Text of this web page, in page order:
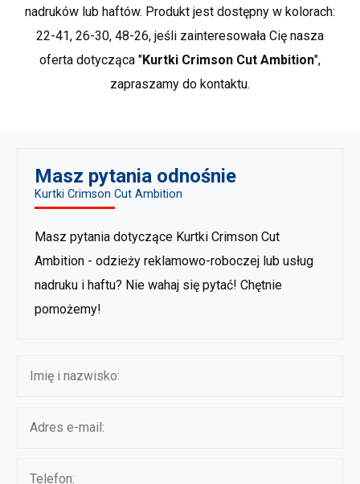
najlepszy wybór dla klientów ceniących najwyższą jakość
i wzornictwo oraz dla poszukujących, wśród odzieży
reklamowej, produktów premium.Pokaż wiecej
produktów marki Crimson Cut.
nadruków lub haftów. Produkt jest dostępny w kolorach:
22-41, 26-30, 48-26, jeśli zainteresowała Cię nasza
oferta dotycząca "Kurtki Crimson Cut Ambition",
zapraszamy do kontaktu.
Masz pytania odnośnie
Kurtki Crimson Cut Ambition
Masz pytania dotyczące Kurtki Crimson Cut
Ambition - odzieży reklamowo-roboczej lub usług
nadruku i haftu? Nie wahaj się pytać! Chętnie
pomożemy!